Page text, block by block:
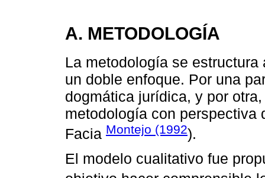
A. METODOLOGÍA
La metodología se
un doble enfoque. Por una
dogmática jurídica, y por
metodología con perspectiva
Facia Montejo (1992).
El modelo cualitativo fue